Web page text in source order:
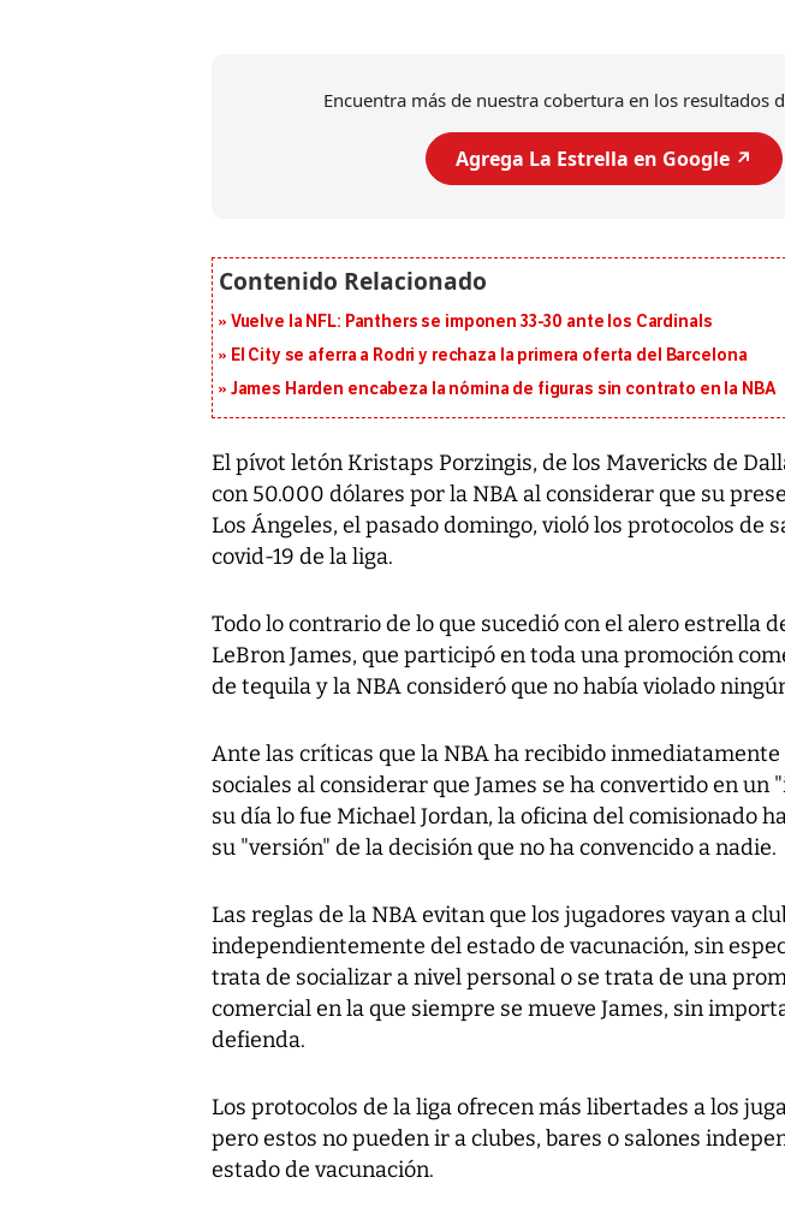
Encuentra más de nuestra cobertura en los resultados
Agrega La Estrella en Google ↗️
Vuelve la NFL: Panthers se imponen 33-30 ante los Cardinals
El City se aferra a Rodri y rechaza la primera oferta del Barcelona
James Harden encabeza la nómina de figuras sin contrato en la NBA
El pívot letón Kristaps Porzingis, de los Mavericks de
con 50.000 dólares por la NBA al considerar que su
Los Ángeles, el pasado domingo, violó los protocolos de
covid-19 de la liga.
Todo lo contrario de lo que sucedió con el alero estrella
LeBron James, que participó en toda una promoción
de tequila y la NBA consideró que no había violado
Ante las críticas que la NBA ha recibido inmediatamente
sociales al considerar que James se ha convertido en un
su día lo fue Michael Jordan, la oficina del comisionado
su "versión" de la decisión que no ha convencido a nadie.
Las reglas de la NBA evitan que los jugadores vayan a
independientemente del estado de vacunación, sin
trata de socializar a nivel personal o se trata de una
comercial en la que siempre se mueve James, sin
defienda.
Los protocolos de la liga ofrecen más libertades a los
pero estos no pueden ir a clubes, bares o salones
estado de vacunación.
al sur de